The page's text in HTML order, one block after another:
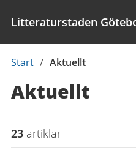
Litteraturstaden
Du
här:
Start / Aktuellt
Aktuellt
23 artiklar